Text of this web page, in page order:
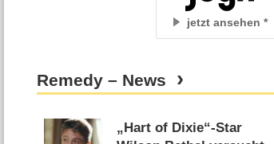
jetzt ansehen
Remedy – News
„Hart of Dixie“-Star